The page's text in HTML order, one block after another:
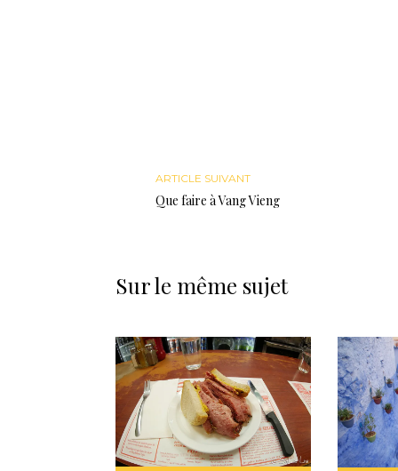
ARTICLE SUIVANT
Que faire à Vang Vieng
Sur le même sujet